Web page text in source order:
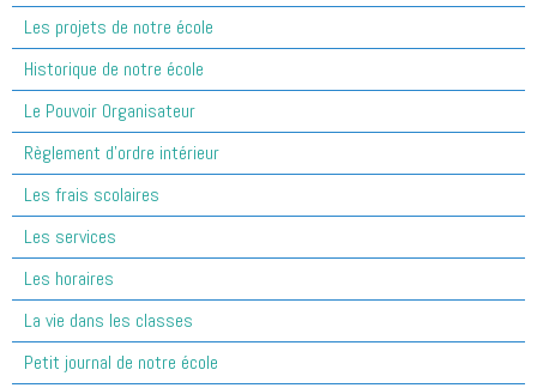
Les projets de notre école
Historique de notre école
Le Pouvoir Organisateur
Règlement d'ordre intérieur
Les frais scolaires
Les services
Les horaires
La vie dans les classes
Petit journal de notre école